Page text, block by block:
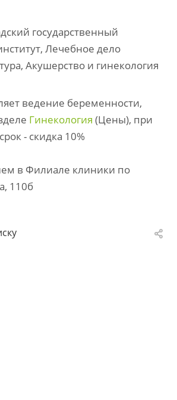
государственный
Лечебное дело
Акушерство и гинекология
ведение беременности,
Гинекология (Цены), при
- скидка 10%
в Филиале клиники по
110б